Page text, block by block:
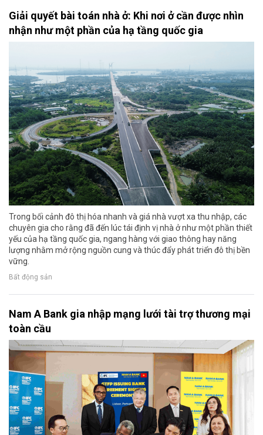
Giải quyết bài toán nhà ở: Khi nơi ở cần được nhìn
nhận như một phần của hạ tầng quốc gia
Trong bối cảnh đô thị hóa nhanh và giá nhà vượt xa thu nhập, các
chuyên gia cho rằng đã đến lúc tái định vị nhà ở như một phần thiết
yếu của hạ tầng quốc gia, ngang hàng với giao thông hay năng
lượng nhằm mở rộng nguồn cung và thúc đẩy phát triển đô thị bền
vững.
Bất động sản
Nam A Bank gia nhập mạng lưới tài trợ thương mại
toàn cầu